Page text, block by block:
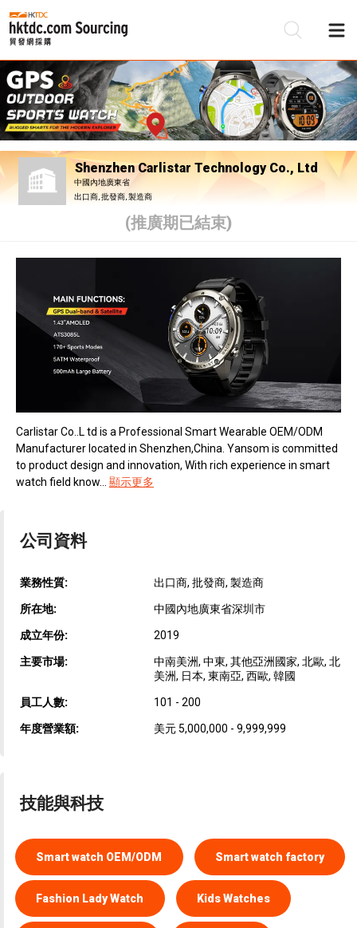
Shenzhen Carlistar Technology Co., Ltd
中國內地廣東省
出口商, 批發商, 製造商
(推廣期已結束)
Carlistar Co..L td is a Professional Smart Wearable OEM/ODM
Manufacturer located in Shenzhen,China. Yansom is committed
to product design and innovation, With rich experience in smart
watch field know... 顯示更多
公司資料
業務性質: 出口商, 批發商, 製造商
所在地: 中國內地廣東省深圳市
成立年份: 2019
主要市場:
中南美洲, 中東, 其他亞洲國家, 北歐, 北
美洲, 日本, 東南亞, 西歐, 韓國
員工人數: 101 - 200
年度營業額: 美元 5,000,000 - 9,999,999
技能與科技
Smart watch OEM/ODM Smart watch factory
Fashion Lady Watch Kids Watches